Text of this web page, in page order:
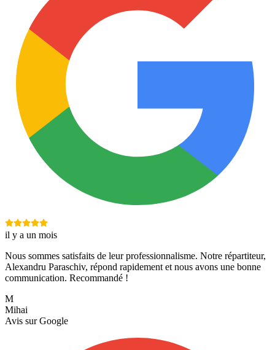
il y a un mois
Nous sommes satisfaits de leur professionnalisme. Notre répartiteur,
Alexandru Paraschiv, répond rapidement et nous avons une bonne
communication. Recommandé !
M
Mihai
Avis sur Google